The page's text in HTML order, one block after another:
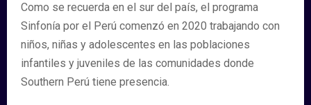
Como se recuerda en el sur del país, el programa
Sinfonía por el Perú comenzó en 2020 trabajando con
niños, niñas y adolescentes en las poblaciones
infantiles y juveniles de las comunidades donde
Southern Perú tiene presencia.